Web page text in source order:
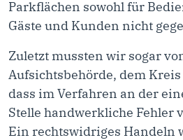
Parkflächen sowohl für
Gäste und Kunden nicht
Zuletzt mussten wir sogar
Aufsichtsbehörde, dem
dass im Verfahren an der
Stelle handwerkliche Fehler
Ein rechtswidriges Handeln